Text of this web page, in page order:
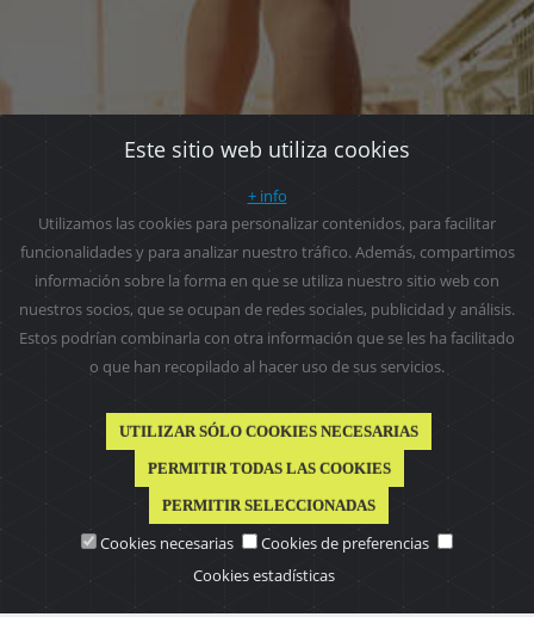
Este sitio web utiliza cookies
+ info
Utilizamos las cookies para personalizar contenidos, para facilitar
funcionalidades y para analizar nuestro tráfico. Además, compartimos
información sobre la forma en que se utiliza nuestro sitio web con
nuestros socios, que se ocupan de redes sociales, publicidad y análisis.
Estos podrían combinarla con otra información que se les ha facilitado
o que han recopilado al hacer uso de sus servicios.
UTILIZAR SÓLO COOKIES NECESARIAS
PERMITIR TODAS LAS COOKIES
PERMITIR SELECCIONADAS
Cookies necesarias
Cookies de preferencias
Cookies estadísticas